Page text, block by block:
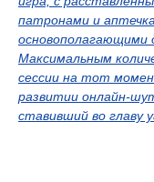
патронами и
основополагающими
Максимальным
сессии на тот
развитии онлайн-
ставивший во главу